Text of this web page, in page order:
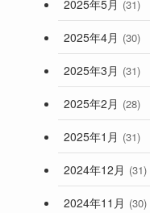
2025年5月 (31)
2025年4月 (30)
2025年3月 (31)
2025年2月 (28)
2025年1月 (31)
2024年12月 (31)
2024年11月 (30)